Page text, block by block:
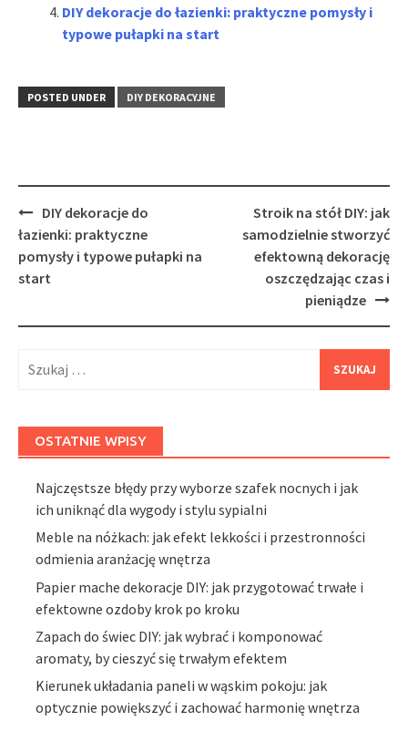
DIY dekoracje do łazienki: praktyczne pomysły i
typowe pułapki na start
POSTED UNDER DIY DEKORACYJNE
Post
navigation
DIY dekoracje do
łazienki: praktyczne
pomysły i typowe pułapki na
start
Stroik na stół DIY: jak
samodzielnie stworzyć
efektowną dekorację
oszczędzając czas i
pieniądze
OSTATNIE WPISY
Najczęstsze błędy przy wyborze szafek nocnych i jak
ich uniknąć dla wygody i stylu sypialni
Meble na nóżkach: jak efekt lekkości i przestronności
odmienia aranżację wnętrza
Papier mache dekoracje DIY: jak przygotować trwałe i
efektowne ozdoby krok po kroku
Zapach do świec DIY: jak wybrać i komponować
aromaty, by cieszyć się trwałym efektem
Kierunek układania paneli w wąskim pokoju: jak
optycznie powiększyć i zachować harmonię wnętrza